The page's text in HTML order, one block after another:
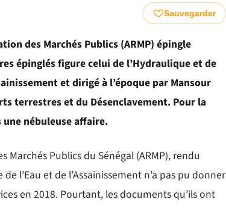
Sauvegarder
des Marchés Publics (ARMP) épingle
épinglés figure celui de l’Hydraulique et de
et dirigé à l’époque par Mansour
terrestres et du Désenclavement. Pour la
une nébuleuse affaire.
Marchés Publics du Sénégal (ARMP), rendu
l’Eau et de l’Assainissement n’a pas pu donner
en 2018. Pourtant, les documents qu’ils ont